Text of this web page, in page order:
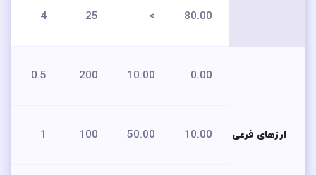
80.00
>
25
4
ارزهای فرعی
0.00
10.00
200
0.5
10.00
50.00
100
1